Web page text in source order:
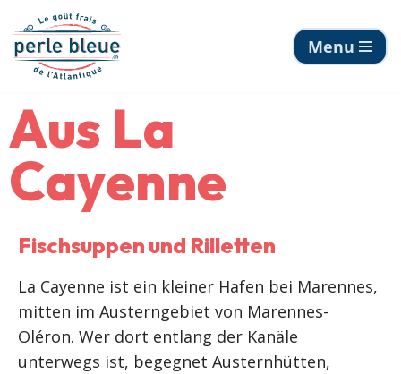
Zum
Inhalt
Menu
Aus La
Cayenne
Fischsuppen und Rilletten
La Cayenne ist ein kleiner Hafen bei Marennes,
mitten im Austerngebiet von Marennes-
Oléron. Wer dort entlang der Kanäle
unterwegs ist, begegnet Austernhütten,